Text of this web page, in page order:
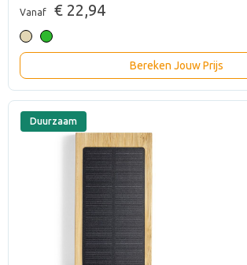
Vanaf € 22,94
Bereken Jouw Prijs
Duurzaam